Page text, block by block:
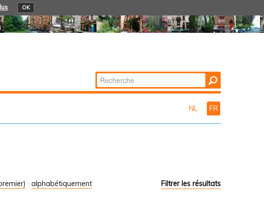
OK
Chercher par
Recherche
NL FR
Filtrer les résultats
· alphabétiquement